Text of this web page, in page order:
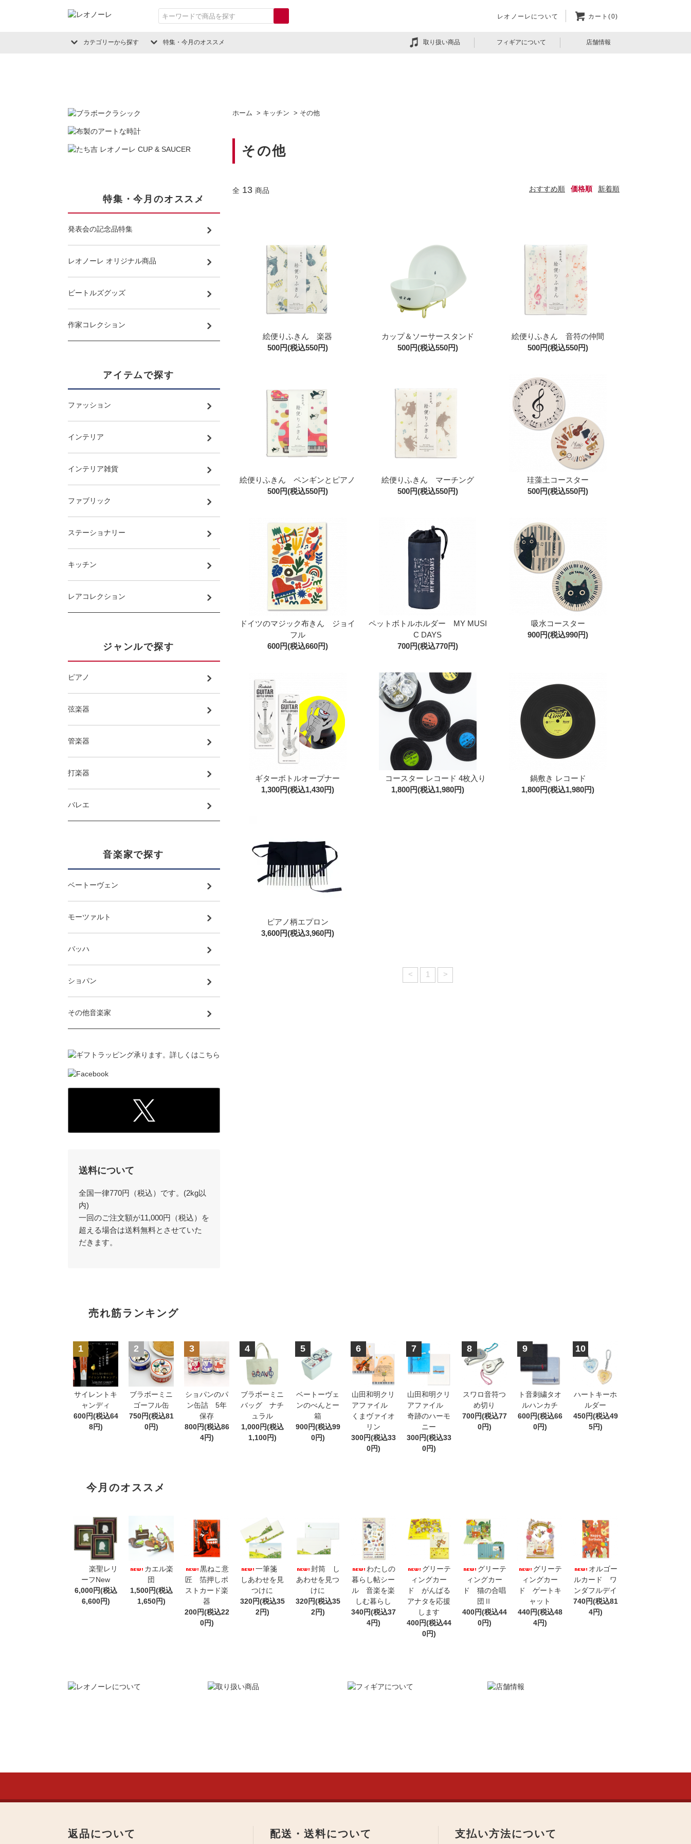
レオノーレについて カート(0)
カテゴリーから探す 特集・今月のオススメ 取り扱い商品 フィギアについて 店舗情報
ホーム > キッチン > その他
その他
全 13 商品 おすすめ順 価格順 新着順
絵便りふきん 楽器
500円(税込550円)
カップ＆ソーサースタンド
500円(税込550円)
絵便りふきん 音符の仲間
500円(税込550円)
絵便りふきん ペンギンとピアノ
500円(税込550円)
絵便りふきん マーチング
500円(税込550円)
珪藻土コースター
500円(税込550円)
ドイツのマジック布きん ジョイ
フル
600円(税込660円)
ペットボトルホルダー MY MUSI
C DAYS
700円(税込770円)
吸水コースター
900円(税込990円)
ギターボトルオープナー
1,300円(税込1,430円)
コースター レコード 4枚入り
1,800円(税込1,980円)
鍋敷き レコード
1,800円(税込1,980円)
ピアノ柄エプロン
3,600円(税込3,960円)
< 1 >
特集・今月のオススメ
発表会の記念品特集
レオノーレ オリジナル商品
ビートルズグッズ
作家コレクション
アイテムで探す
ファッション
インテリア
インテリア雑貨
ファブリック
ステーショナリー
キッチン
レアコレクション
ジャンルで探す
ピアノ
弦楽器
管楽器
打楽器
バレエ
音楽家で探す
ベートーヴェン
モーツァルト
バッハ
ショパン
その他音楽家
送料について
全国一律770円（税込）です。(2kg以
内)
一回のご注文額が11,000円（税込）を
超える場合は送料無料とさせていた
だきます。
売れ筋ランキング
1
サイレントキ
ャンディ
600円(税込64
8円)
2
ブラボーミニ
ゴーフル缶
750円(税込81
0円)
3
ショパンのパ
ン缶詰 5年
保存
800円(税込86
4円)
4
ブラボーミニ
バッグ ナチ
ュラル
1,000円(税込
1,100円)
5
ベートーヴェ
ンのべんとー
箱
900円(税込99
0円)
6
山田和明クリ
アファイル
くまヴァイオ
リン
300円(税込33
0円)
7
山田和明クリ
アファイル
奇跡のハーモ
ニー
300円(税込33
0円)
8
スワロ音符つ
め切り
700円(税込77
0円)
9
ト音刺繍タオ
ルハンカチ
600円(税込66
0円)
10
ハートキーホ
ルダー
450円(税込49
5円)
今月のオススメ
楽聖レリ
ーフNew
6,000円(税込
6,600円)
カエル楽
団
1,500円(税込
1,650円)
黒ねこ意
匠 箔押しポ
ストカード楽
器
200円(税込22
0円)
一筆箋
しあわせを見
つけに
320円(税込35
2円)
封筒 し
あわせを見つ
けに
320円(税込35
2円)
わたしの
暮らし帖シー
ル 音楽を楽
しむ暮らし
340円(税込37
4円)
グリーテ
ィングカー
ド がんばる
アナタを応援
します
400円(税込44
0円)
グリーテ
ィングカー
ド 猫の合唱
団Ⅱ
400円(税込44
0円)
グリーテ
ィングカー
ド ゲートキ
ャット
440円(税込48
4円)
オルゴー
ルカード ワ
ンダフルデイ
740円(税込81
4円)
返品について 配送・送料について 支払い方法について